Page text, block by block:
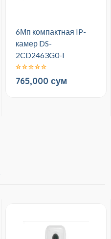
6Мп компактная IP-
камер DS-
2CD2463G0-I
765,000 сум